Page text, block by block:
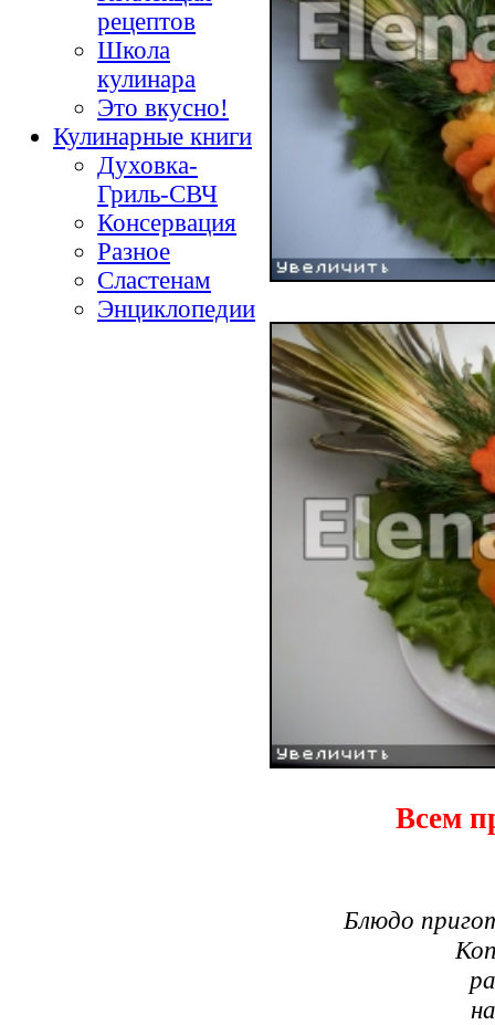
рецептов
Школа
кулинара
Это вкусно!
Кулинарные книги
Духовка-
Гриль-СВЧ
Консервация
Разное
Сластенам
Энциклопедии
Всем
Блюдо